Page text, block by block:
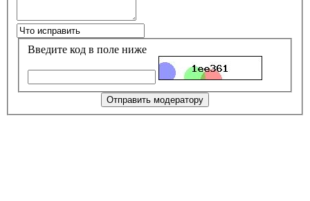
Введите код в поле ниже
Отправить модератору